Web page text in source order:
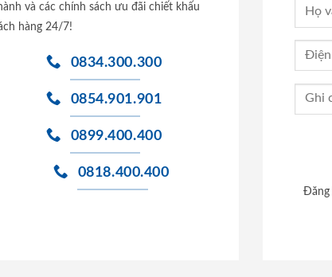
và các chính sách ưu đãi chiết khấu
hàng 24/7!
0834.300.300
0854.901.901
0899.400.400
0818.400.400
Đăng